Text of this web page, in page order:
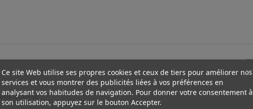
acheté :
Ce site Web utilise ses propres cookies et ceux de tiers pour améliorer nos
services et vous montrer des publicités liées à vos préférences en
analysant vos habitudes de navigation. Pour donner votre consentement à
son utilisation, appuyez sur le bouton Accepter.